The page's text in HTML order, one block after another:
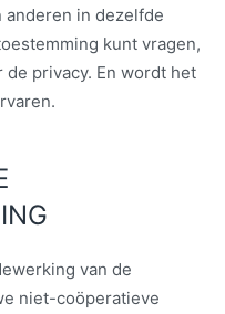
anderen in dezelfde
kunt vragen,
privacy. En wordt het
van de
niet-coöperatieve